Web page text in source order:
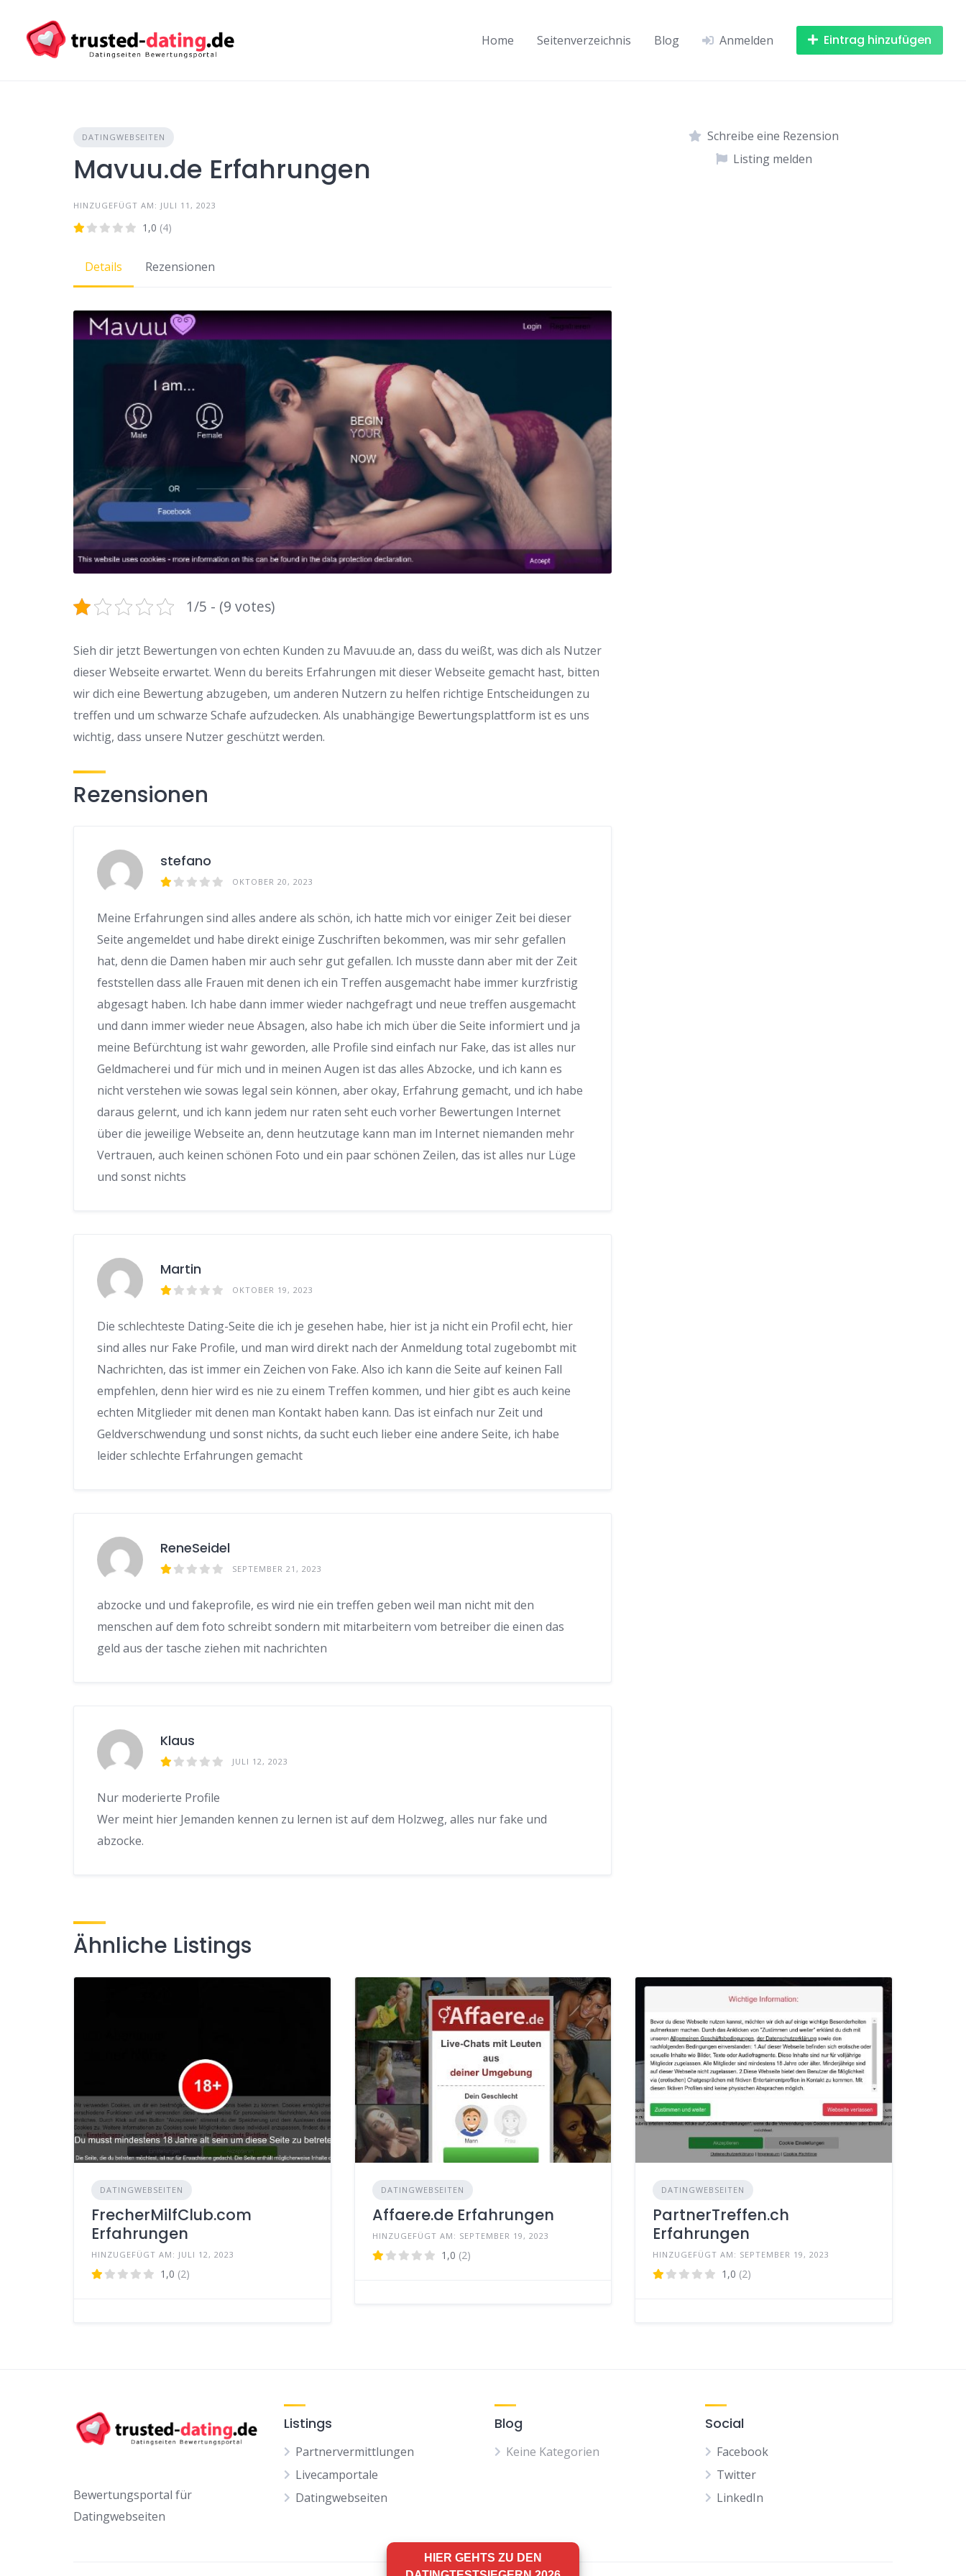
content
Home Seitenverzeichnis Blog Anmelden Eintrag hinzufügen
DATINGWEBSEITEN
Mavuu.de Erfahrungen
HINZUGEFÜGT AM: JULI 11, 2023
1,0 (4)
Details Rezensionen
1/5 - (9 votes)
Sieh dir jetzt Bewertungen von echten Kunden zu Mavuu.de an, dass du weißt, was dich als Nutzer
dieser Webseite erwartet. Wenn du bereits Erfahrungen mit dieser Webseite gemacht hast, bitten
wir dich eine Bewertung abzugeben, um anderen Nutzern zu helfen richtige Entscheidungen zu
treffen und um schwarze Schafe aufzudecken. Als unabhängige Bewertungsplattform ist es uns
wichtig, dass unsere Nutzer geschützt werden.
Rezensionen
stefano
OKTOBER 20, 2023
Meine Erfahrungen sind alles andere als schön, ich hatte mich vor einiger Zeit bei dieser
Seite angemeldet und habe direkt einige Zuschriften bekommen, was mir sehr gefallen
hat, denn die Damen haben mir auch sehr gut gefallen. Ich musste dann aber mit der Zeit
feststellen dass alle Frauen mit denen ich ein Treffen ausgemacht habe immer kurzfristig
abgesagt haben. Ich habe dann immer wieder nachgefragt und neue treffen ausgemacht
und dann immer wieder neue Absagen, also habe ich mich über die Seite informiert und ja
meine Befürchtung ist wahr geworden, alle Profile sind einfach nur Fake, das ist alles nur
Geldmacherei und für mich und in meinen Augen ist das alles Abzocke, und ich kann es
nicht verstehen wie sowas legal sein können, aber okay, Erfahrung gemacht, und ich habe
daraus gelernt, und ich kann jedem nur raten seht euch vorher Bewertungen Internet
über die jeweilige Webseite an, denn heutzutage kann man im Internet niemanden mehr
Vertrauen, auch keinen schönen Foto und ein paar schönen Zeilen, das ist alles nur Lüge
und sonst nichts
Martin
OKTOBER 19, 2023
Die schlechteste Dating-Seite die ich je gesehen habe, hier ist ja nicht ein Profil echt, hier
sind alles nur Fake Profile, und man wird direkt nach der Anmeldung total zugebombt mit
Nachrichten, das ist immer ein Zeichen von Fake. Also ich kann die Seite auf keinen Fall
empfehlen, denn hier wird es nie zu einem Treffen kommen, und hier gibt es auch keine
echten Mitglieder mit denen man Kontakt haben kann. Das ist einfach nur Zeit und
Geldverschwendung und sonst nichts, da sucht euch lieber eine andere Seite, ich habe
leider schlechte Erfahrungen gemacht
ReneSeidel
SEPTEMBER 21, 2023
abzocke und und fakeprofile, es wird nie ein treffen geben weil man nicht mit den
menschen auf dem foto schreibt sondern mit mitarbeitern vom betreiber die einen das
geld aus der tasche ziehen mit nachrichten
Klaus
JULI 12, 2023
Nur moderierte Profile
Wer meint hier Jemanden kennen zu lernen ist auf dem Holzweg, alles nur fake und
abzocke.
Schreibe eine Rezension
Listing melden
Ähnliche Listings
DATINGWEBSEITEN
FrecherMilfClub.com
Erfahrungen
HINZUGEFÜGT AM: JULI 12, 2023
1,0 (2)
DATINGWEBSEITEN
Affaere.de Erfahrungen
HINZUGEFÜGT AM: SEPTEMBER 19, 2023
1,0 (2)
DATINGWEBSEITEN
PartnerTreffen.ch
Erfahrungen
HINZUGEFÜGT AM: SEPTEMBER 19, 2023
1,0 (2)
Bewertungsportal für
Datingwebseiten
Listings
Partnervermittlungen
Livecamportale
Datingwebseiten
Blog
Keine Kategorien
Social
Facebook
Twitter
LinkedIn
HIER GEHTS ZU DEN